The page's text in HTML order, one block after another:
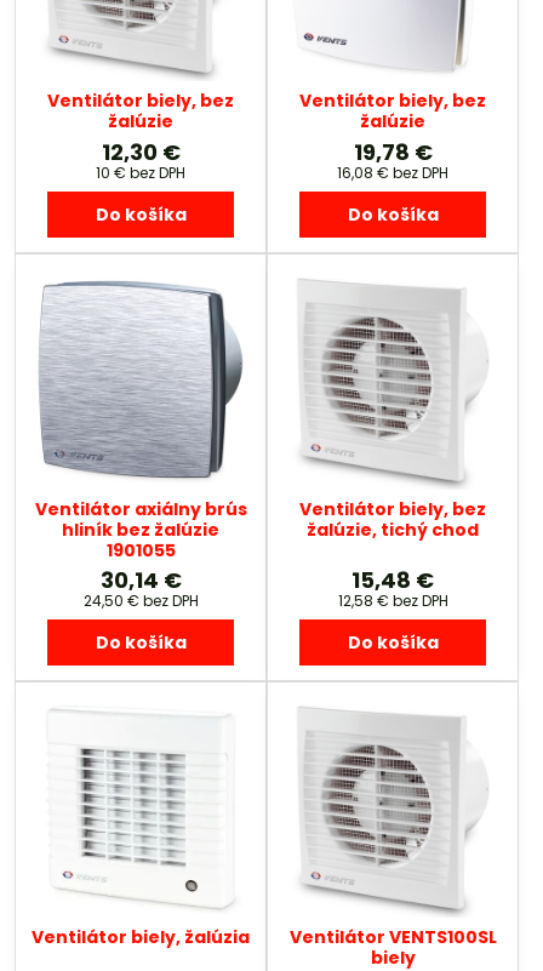
Ventilátor biely, bez
žalúzie
12,30 €
10 € bez DPH
Do košíka
Ventilátor biely, bez
žalúzie
19,78 €
16,08 € bez DPH
Do košíka
Ventilátor axiálny brús
hliník bez žalúzie
1901055
30,14 €
24,50 € bez DPH
Do košíka
Ventilátor biely, bez
žalúzie, tichý chod
15,48 €
12,58 € bez DPH
Do košíka
Ventilátor biely, žalúzia
Ventilátor VENTS100SL
biely